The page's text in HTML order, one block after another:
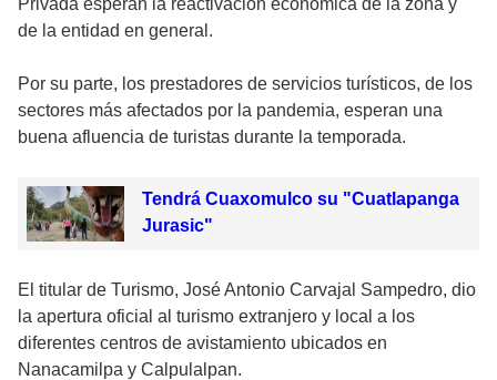
Privada esperan la reactivación económica de la zona y
de la entidad en general.
Por su parte, los prestadores de servicios turísticos, de los
sectores más afectados por la pandemia, esperan una
buena afluencia de turistas durante la temporada.
Tendrá Cuaxomulco su "Cuatlapanga
Jurasic"
El titular de Turismo, José Antonio Carvajal Sampedro, dio
la apertura oficial al turismo extranjero y local a los
diferentes centros de avistamiento ubicados en
Nanacamilpa y Calpulalpan.